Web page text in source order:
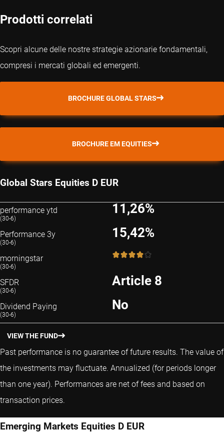
Prodotti correlati
Scopri alcune delle nostre strategie azionarie fondamentali,
compresi i mercati globali ed emergenti.
BROCHURE GLOBAL STARS
BROCHURE EM EQUITIES
Global Stars Equities D EUR
performance ytd
(30-6)
11,26%
Performance 3y
(30-6)
15,42%
morningstar
(30-6)
4 / 5
SFDR
(30-6)
Article 8
Dividend Paying
(30-6)
No
VIEW THE FUND
Past performance is no guarantee of future results. The value of
the investments may fluctuate. Annualized (for periods longer
than one year). Performances are net of fees and based on
transaction prices.
Emerging Markets Equities D EUR